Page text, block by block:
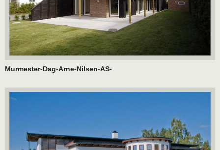
Murmester-Dag-Arne-Nilsen-AS-